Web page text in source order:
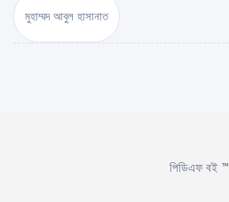
মুহাম্মদ আবুল হাসানাত
পিডিএফ বই ™